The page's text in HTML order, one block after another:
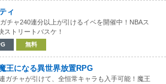
ィ
ガチャ240連分以上が引けるイベを開催中！NBAス
ストリートバスケ！
無料
王になる異世界放置RPG
ガチャが引けて、全恒常キャラも入手可能！魔王